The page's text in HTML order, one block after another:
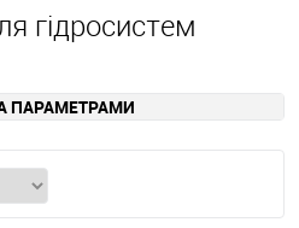
гідросистем
ПАРАМЕТРАМИ